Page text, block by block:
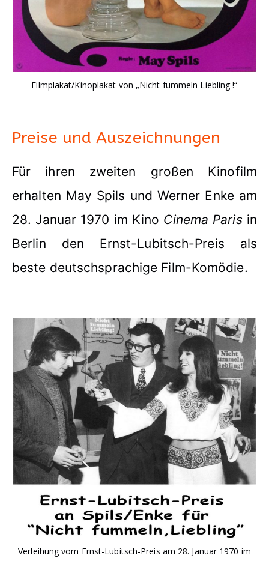
Filmplakat/Kinoplakat von „Nicht fummeln Liebling !“
Preise und Auszeichnungen
Für ihren zweiten großen Kinofilm
erhalten May Spils und Werner Enke am
28. Januar 1970 im Kino Cinema Paris in
Berlin den Ernst-Lubitsch-Preis als
beste deutschsprachige Film-Komödie.
Verleihung vom Ernst-Lubitsch-Preis am 28. Januar 1970 im